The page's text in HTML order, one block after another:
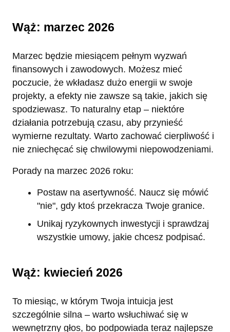
Wąż: marzec 2026
Marzec będzie miesiącem pełnym wyzwań
finansowych i zawodowych. Możesz mieć
poczucie, że wkładasz dużo energii w swoje
projekty, a efekty nie zawsze są takie, jakich się
spodziewasz. To naturalny etap – niektóre
działania potrzebują czasu, aby przynieść
wymierne rezultaty. Warto zachować cierpliwość i
nie zniechęcać się chwilowymi niepowodzeniami.
Porady na marzec 2026 roku:
Postaw na asertywność. Naucz się mówić
"nie", gdy ktoś przekracza Twoje granice.
Unikaj ryzykownych inwestycji i sprawdzaj
wszystkie umowy, jakie chcesz podpisać.
Wąż: kwiecień 2026
To miesiąc, w którym Twoja intuicja jest
szczególnie silna – warto wsłuchiwać się w
wewnętrzny głos, bo podpowiada teraz najlepsze